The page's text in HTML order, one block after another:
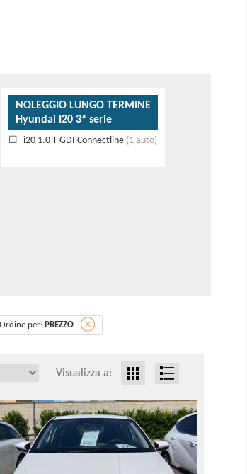
NOLEGGIO LUNGO TERMINE
Hyundai I20 3ª serie
i20 1.0 T-GDI Connectline (1 auto)
Ordine per: PREZZO
Visualizza a: